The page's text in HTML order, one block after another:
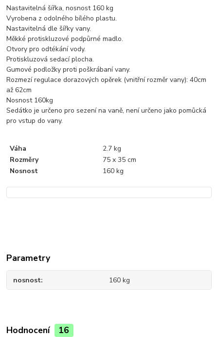
Nastavitelná šířka, nosnost 160 kg
Vyrobena z odolného bílého plastu.
Nastavitelná dle šířky vany.
Měkké protiskluzové podpůrné madlo.
Otvory pro odtékání vody.
Protiskluzová sedací plocha.
Gumové podložky proti poškrábaní vany.
Rozmezí regulace dorazových opěrek (vnitřní rozměr vany): 40cm
až 62cm
Nosnost 160kg
Sedátko je určeno pro sezení na vaně, není určeno jako pomůcká
pro vstup do vany.
Váha
2.7 kg
Rozměry
75 x 35 cm
Nosnost
160 kg
Parametry
nosnost 160 kg
Hodnocení 16